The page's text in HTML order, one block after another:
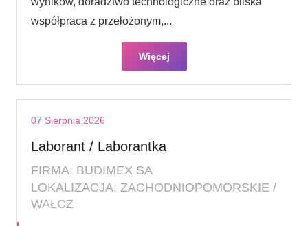
współpraca z przełożonym,...
Więcej
07 Sierpnia 2026
Laborant / Laborantka
FIRMA: BUDIMEX SA
LOKALIZACJA: ZACHODNIOPOMORSKIE /
WAŁCZ